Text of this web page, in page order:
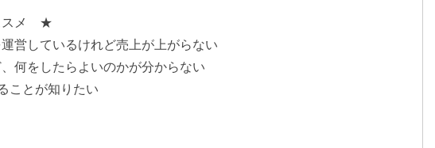
スメ ★
運営しているけれど売上が上がらない
、何をしたらよいのかが分からない
ことが知りたい